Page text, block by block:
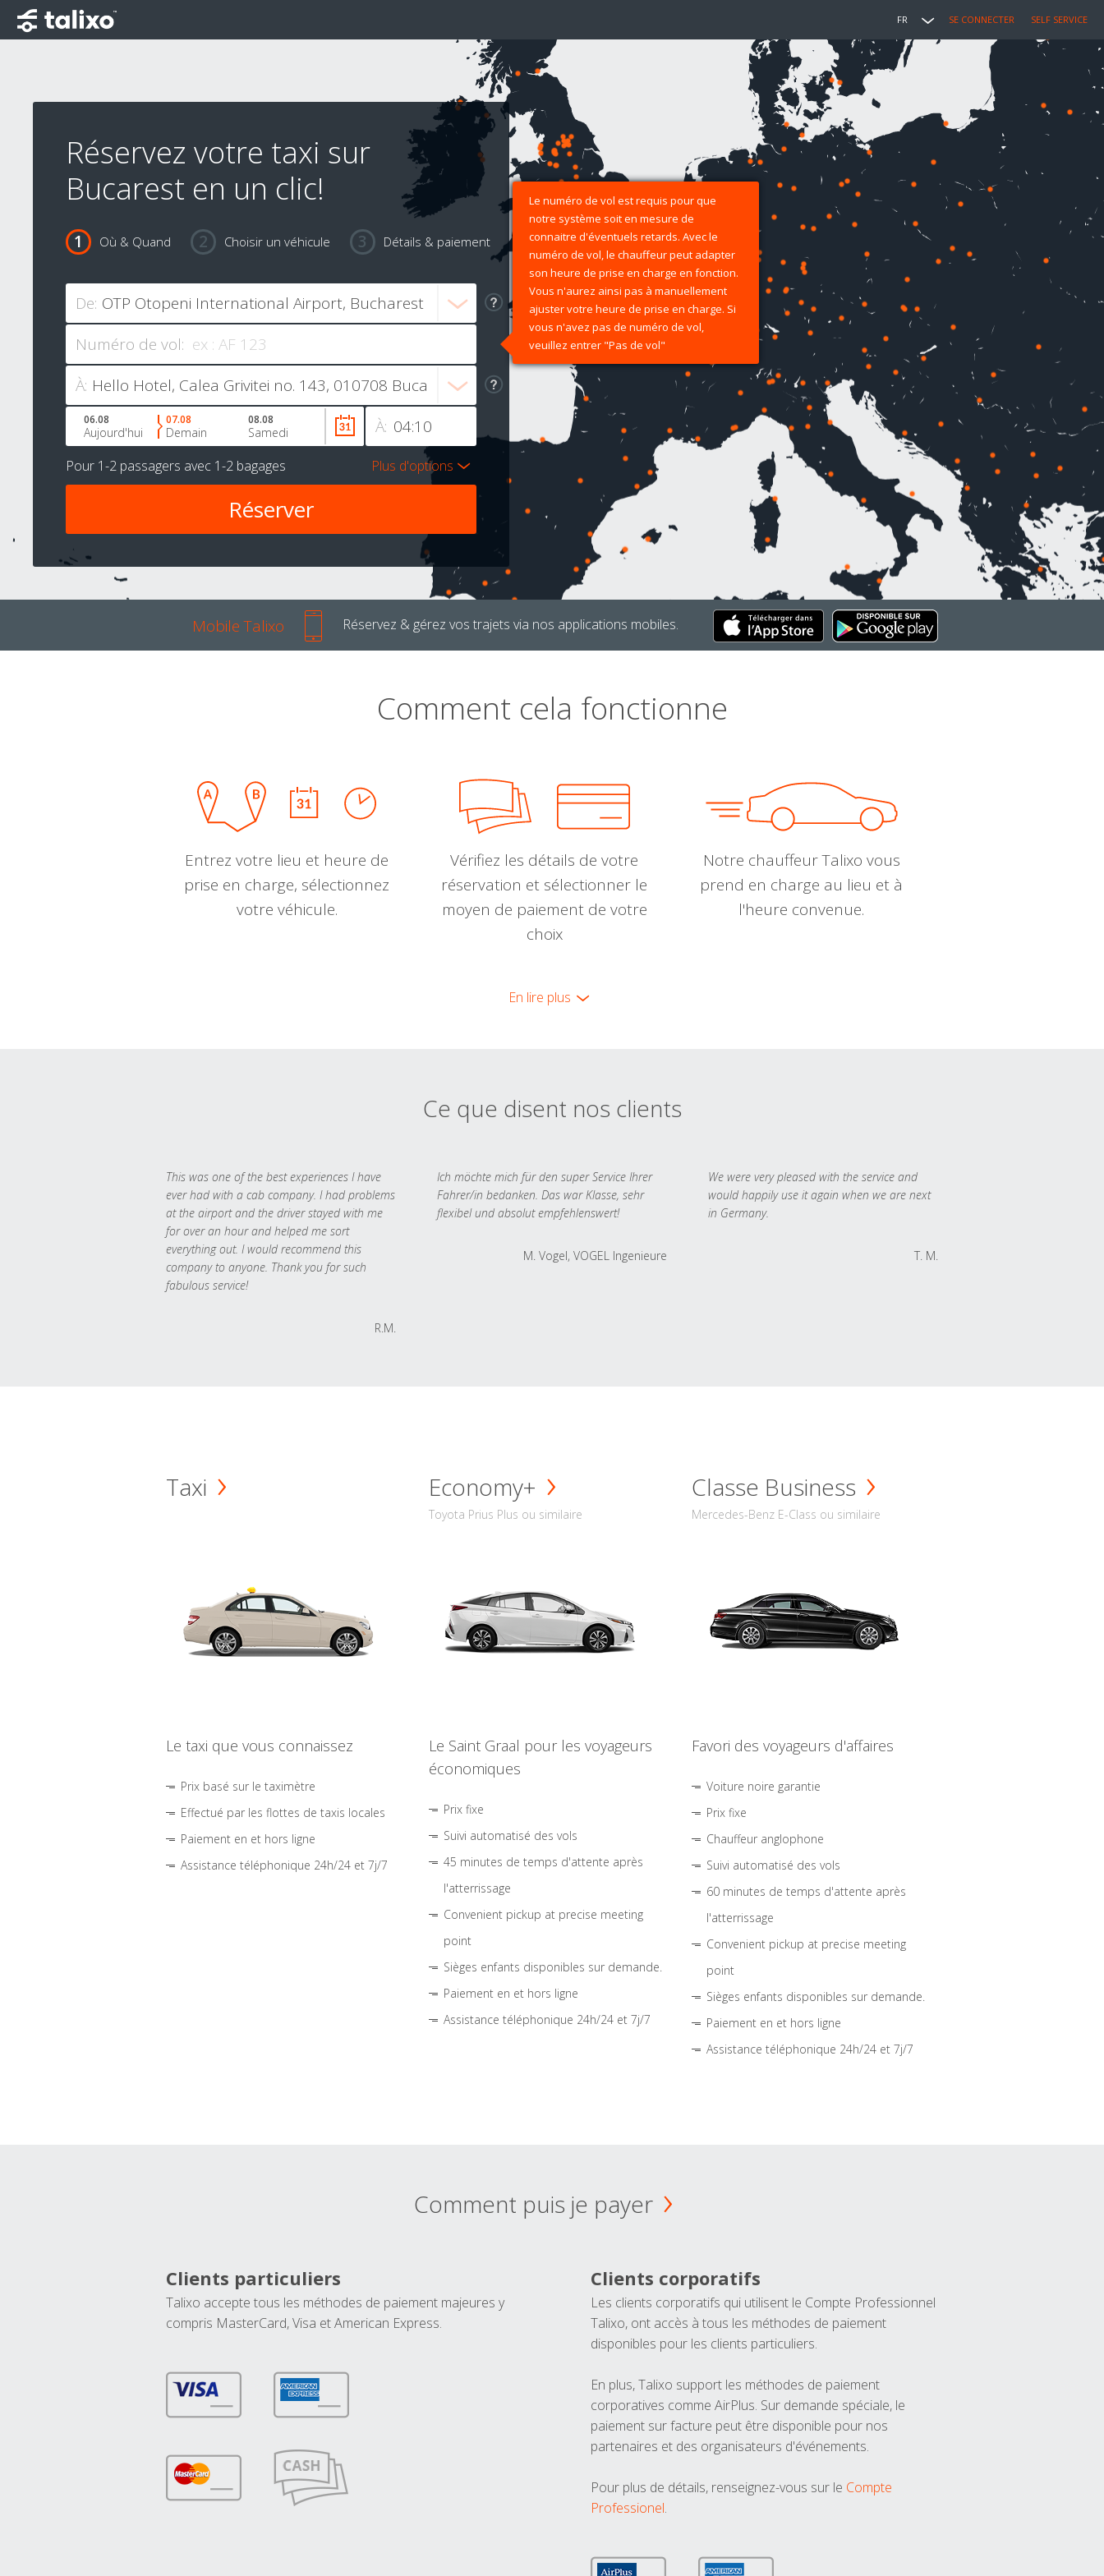
FR SE CONNECTER SELF SERVICE
Réservez votre taxi sur
Bucarest en un clic!
Où & Quand Choisir un véhicule Détails & paiement
De:
Numéro de vol:
Le numéro de vol est requis pour que
notre système soit en mesure de
connaitre d'éventuels retards. Avec le
numéro de vol, le chauffeur peut adapter
son heure de prise en charge en fonction.
Vous n'aurez ainsi pas à manuellement
ajuster votre heure de prise en charge. Si
vous n'avez pas de numéro de vol,
veuillez entrer "Pas de vol"
À:
À:
06.08
Aujourd'hui
07.08
Demain
08.08
Samedi
Pour 1-2 passagers avec 1-2 bagages Plus d'options
Mobile Talixo Réservez & gérez vos trajets via nos applications mobiles.
Comment cela fonctionne
Entrez votre lieu et heure de
prise en charge, sélectionnez
votre véhicule.
Vérifiez les détails de votre
réservation et sélectionner le
moyen de paiement de votre
choix
Notre chauffeur Talixo vous
prend en charge au lieu et à
l'heure convenue.
En lire plus
Ce que disent nos clients
This was one of the best experiences I have
ever had with a cab company. I had problems
at the airport and the driver stayed with me
for over an hour and helped me sort
everything out. I would recommend this
company to anyone. Thank you for such
fabulous service!
R.M.
Ich möchte mich für den super Service Ihrer
Fahrer/in bedanken. Das war Klasse, sehr
flexibel und absolut empfehlenswert!
M. Vogel, VOGEL Ingenieure
We were very pleased with the service and
would happily use it again when we are next
in Germany.
T. M.
Taxi
Le taxi que vous connaissez
Prix basé sur le taximètre
Effectué par les flottes de taxis locales
Paiement en et hors ligne
Assistance téléphonique 24h/24 et 7j/7
Economy+
Toyota Prius Plus ou similaire
Le Saint Graal pour les voyageurs
économiques
Prix fixe
Suivi automatisé des vols
45 minutes de temps d'attente après
l'atterrissage
Convenient pickup at precise meeting
point
Sièges enfants disponibles sur demande.
Paiement en et hors ligne
Assistance téléphonique 24h/24 et 7j/7
Classe Business
Mercedes-Benz E-Class ou similaire
Favori des voyageurs d'affaires
Voiture noire garantie
Prix fixe
Chauffeur anglophone
Suivi automatisé des vols
60 minutes de temps d'attente après
l'atterrissage
Convenient pickup at precise meeting
point
Sièges enfants disponibles sur demande.
Paiement en et hors ligne
Assistance téléphonique 24h/24 et 7j/7
Comment puis je payer
Clients particuliers
Talixo accepte tous les méthodes de paiement majeures y
compris MasterCard, Visa et American Express.
Clients corporatifs
Les clients corporatifs qui utilisent le Compte Professionnel
Talixo, ont accès à tous les méthodes de paiement
disponibles pour les clients particuliers.
En plus, Talixo support les méthodes de paiement
corporatives comme AirPlus. Sur demande spéciale, le
paiement sur facture peut être disponible pour nos
partenaires et des organisateurs d'événements.
Pour plus de détails, renseignez-vous sur le Compte
Professionel.